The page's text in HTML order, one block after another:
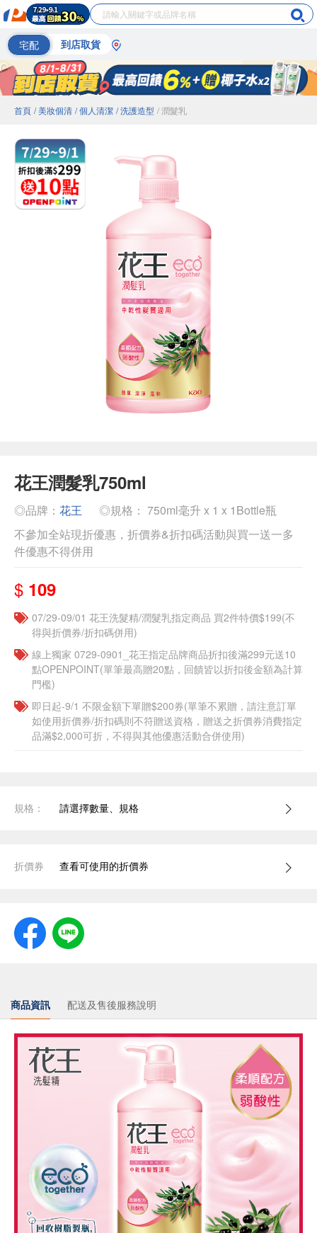
宅配 到店取貨
首頁 / 美妝個清 / 個人清潔 / 洗護造型 / 潤髮乳
花王潤髮乳750ml
◎品牌： 花王
◎規格： 750ml毫升 x 1 x 1Bottle瓶
不參加全站現折優惠，折價券&折扣碼活動與買一送一多
件優惠不得併用
$ 109
07/29-09/01 花王洗髮精/潤髮乳指定商品 買2件特價$199(不
得與折價券/折扣碼併用)
線上獨家 0729-0901_花王指定品牌商品折扣後滿299元送10
點OPENPOINT(單筆最高贈20點，回饋皆以折扣後金額為計算
門檻)
即日起-9/1 不限金額下單贈$200券(單筆不累贈，請注意訂單
如使用折價券/折扣碼則不符贈送資格，贈送之折價券消費指定
品滿$2,000可折，不得與其他優惠活動合併使用)
規格： 請選擇數量、規格
折價券 查看可使用的折價券
商品資訊 配送及售後服務說明